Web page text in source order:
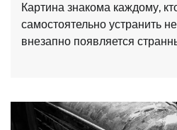
Картина знакома каждому,
самостоятельно устранить
внезапно появляется